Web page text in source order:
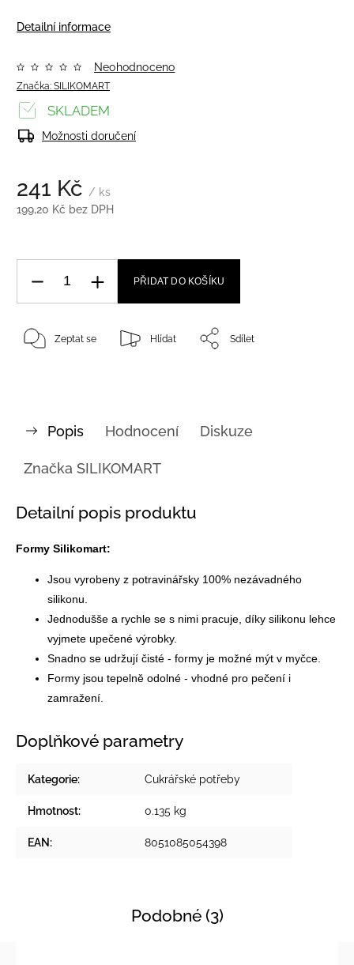
Detailní informace
Značka: SILIKOMART
Neohodnoceno
241 Kč / ks
199,20 Kč bez DPH
SKLADEM
Možnosti doručení
PŘIDAT DO KOŠÍKU
Zeptat se Hlídat Sdílet
Popis Hodnocení Diskuze
Značka SILIKOMART
Detailní popis produktu
Formy Silikomart:
Jsou vyrobeny z potravinářsky 100% nezávadného
silikonu.
Jednodušše a rychle se s nimi pracuje, díky silikonu lehce
vyjmete upečené výrobky.
Snadno se udržují čisté - formy je možné mýt v myčce.
Formy jsou tepelně odolné - vhodné pro pečení i
zamražení.
Doplňkové parametry
Kategorie: Cukrářské potřeby
Hmotnost: 0.135 kg
EAN: 8051085054398
Podobné (3)